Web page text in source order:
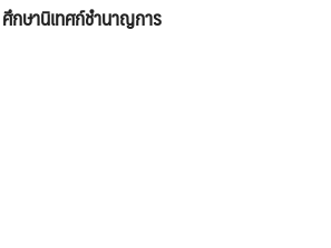
ศึกษานิเทศก์ชำนาญการ